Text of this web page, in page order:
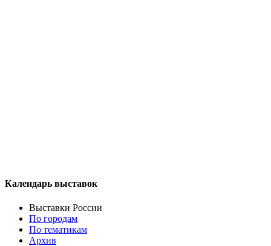
Календарь выставок
Выставки России
По городам
По тематикам
Архив